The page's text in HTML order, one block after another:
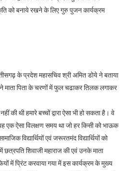
को बनाये रखने के लिए गुरु पुजन कार्यक्रम
के प्रदेश महासचिव श्री अमित डोये ने बताया
माता पिता के चरणों में फुल चढाकर तिलक लगाकर
की थी हमारे बच्चों द्वारा ऐसा भी हो सकता है। वे
एक ऐसा विलक्षण समय था जो हर किसी को भाऊक
विद्यार्थियों एवं जरूरतमंद विद्यार्थियों को
छत्रपति शिवाजी महाराज की एवं उनके माता
में प्रिंट करवाया गया में इस कार्यक्रम के मुख्य